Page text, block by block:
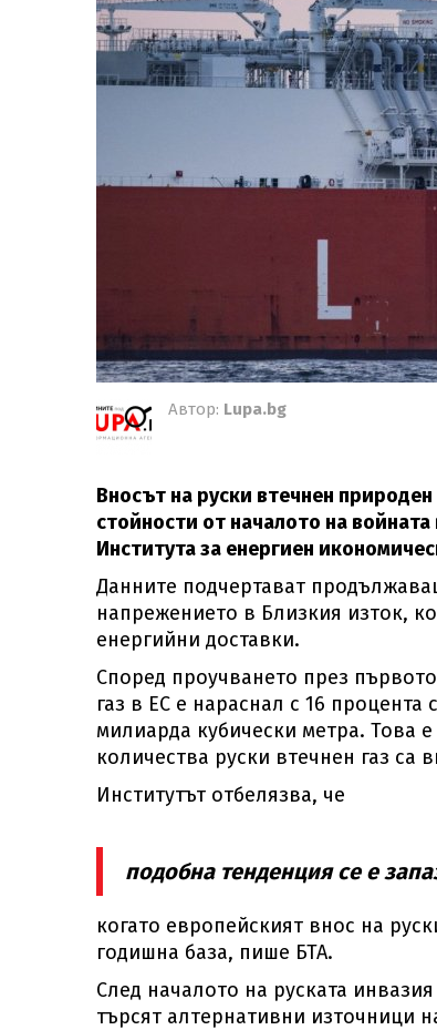
Автор: Lupa.bg
Вносът на руски втечнен
стойности от началото на
Института за енергиен
Данните подчертават
напрежението в Близкия изток,
енергийни доставки.
Според проучването през
газ в ЕС е нараснал с 16
милиарда кубически метра. Това
количества руски втечнен газ
Институтът отбелязва, че
подобна тенденция се е
когато европейският внос на
годишна база, пише БТА.
След началото на руската
търсят алтернативни източници